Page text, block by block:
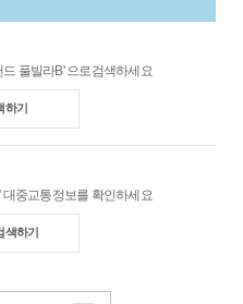
풀빌라B' 으로검색하세요
하기
중교통정보를 확인하세요
색하기